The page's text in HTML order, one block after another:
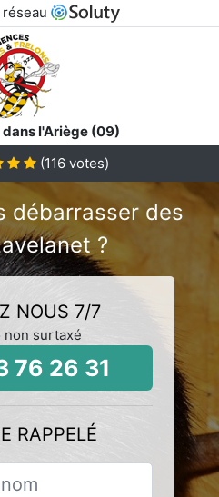
l'Ariège (09)
(116 votes)
débarrasser des
?
NOUS 7/7
non surtaxé
76 26 31
RAPPELÉ